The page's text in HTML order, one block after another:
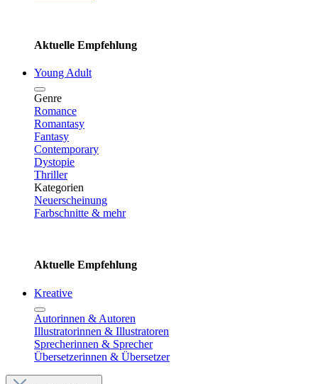
Aktuelle Empfehlung
Young Adult
Genre
Romance
Romantasy
Fantasy
Contemporary
Dystopie
Thriller
Kategorien
Neuerscheinung
Farbschnitte & mehr
Aktuelle Empfehlung
Kreative
Autorinnen & Autoren
Illustratorinnen & Illustratoren
Sprecherinnen & Sprecher
Übersetzerinnen & Übersetzer